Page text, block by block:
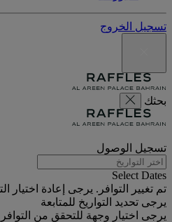
تسجيل الخروج
بحثك
تسجيل الوصول
Select Dates
تم تغيير التوافر. يرجى إعادة اختيار
يرجى تحديد التواريخ للمتابعة
يرجى اختيار وجهة للتحقق من التوافر